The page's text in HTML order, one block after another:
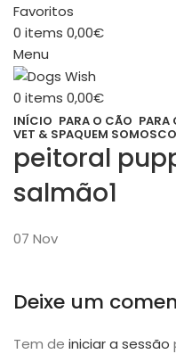
Favoritos
0 items 0,00€
Menu
0 items 0,00€
INÍCIO PARA O CÃO PARA
VET & SPAQUEM SOMOS
peitoral
salmão1
07 Nov
Deixe um
Tem de iniciar a sessão